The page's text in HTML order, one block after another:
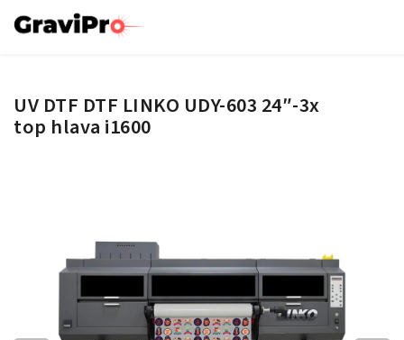
UV DTF DTF LINKO UDY-603 24″-3x
top hlava i1600